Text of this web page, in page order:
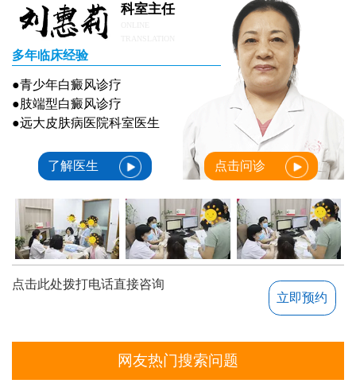
科室主任
多年临床经验
●青少年白癜风诊疗
●肢端型白癜风诊疗
●远大皮肤病医院科室医生
了解医生 点击问诊
点击此处拨打电话直接咨询
立即预约
网友热门搜索问题